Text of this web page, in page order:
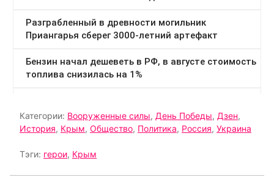
Категории: Вооруженные силы, День Победы, Дзен,
История, Крым, Общество, Политика, Россия, Украина
Тэги: герои, Крым